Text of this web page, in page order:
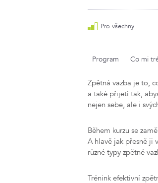
Pro všechny
Program Co mi
Zpětná vazba je to,
a také přijetí tak,
nejen sebe, ale i
Během kurzu se
A hlavě jak přesně ji
různé typy zpětné
Trénink efektivní